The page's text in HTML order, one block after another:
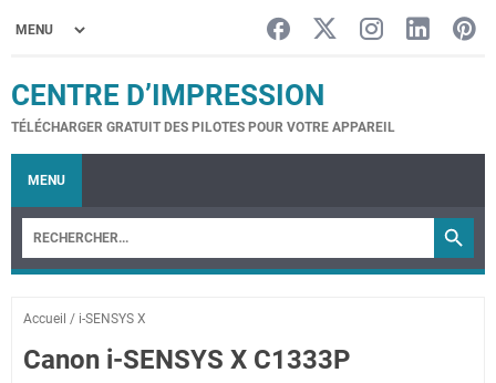
CENTRE D’IMPRESSION
TÉLÉCHARGER GRATUIT DES PILOTES POUR VOTRE APPAREIL
MENU
Accueil / i-SENSYS X
Canon i-SENSYS X C1333P